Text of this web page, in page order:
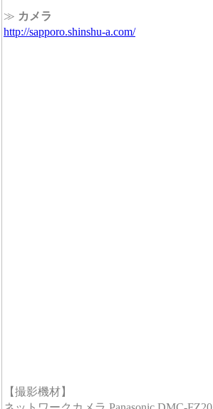
≫ カメラ
http://sapporo.shinshu-a.com/
【撮影機材】